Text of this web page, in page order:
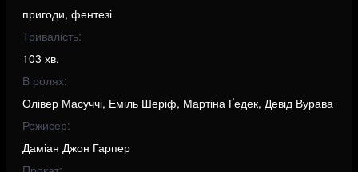
пригоди, фентезі
Тривалість:
103 хв.
В ролях:
Олівер Масуччі, Еміль Шеріф, Мартіна Ґедек, Девід Вурава
Режисер:
Даміан Джон Гарпер